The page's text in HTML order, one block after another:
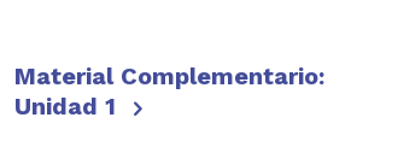
Material Complementario:
Unidad 1